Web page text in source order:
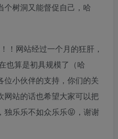
个树洞又能督促自己，哈
！网站经过一个月的狂肝，
也算是初具规模了（哈
位小伙伴的支持，你们的关
网站的话也希望大家可以把
独乐乐不如众乐乐😝，谢谢